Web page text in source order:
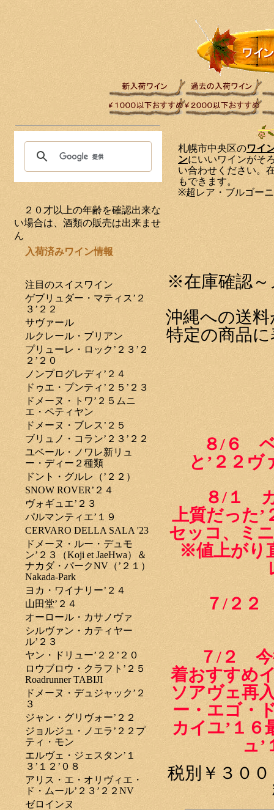
２０才以上の年齢を確認出来な
い場合は、酒類の販売は出来ませ
ん
入荷済みワイン情報
注目のスイスワイン
ゲブリュダー・マティス’２
３’２２
サヴァール
ルクレール・ブリアン
プリューレ・ロック’２３’２
２’２０
ノンプログレディ’２４
ドゥエ・プンティ’２５’２３
ドメーヌ・トワ’２５ムニ
エ・ペティヤン
ドメーヌ・ブレス’２５
ブリュノ・コラン’２３’２２
ユベール・ノワレ新リュ
ー・ディー２種類
ドント・グルレ（’２２）
SNOW ROVER’２４
ヴォギュエ’２３
パルマンティエ’１９
CERVARO DELLA SALA '23
ドメーヌ・ルー・デュモ
ン’２３（Koji et JaeHwa）＆
ナカダ・パークNV（’２１）
Nakada-Park
ヨカ・ワイナリー’２４
山田堂’２４
オーロール・カサノヴァ
シルヴァン・カティヤー
ル’２３
ヤン・ドリュー’２２’２０
ロウブロウ・クラフト’２５
Roadrunner TABIJI
ドメーヌ・デュジャック’２
３
ジャン・グリヴォー’２２
ジョルジュ・ノエラ’２２プ
ティ・モン
エルヴェ・ジェスタン’１
３’１２’０８
アリス・エ・オリヴィエ・
ド・ムール’２３’２２NV
ゼロインヌ
札幌市中央区のワイ
ンにいいワインがそ
い合わせください。
もできます。
※超レア・ブルゴー
※在庫確認～
沖縄への送
特定の商品
８/６ ベッ
と’２２
８/１ カデ
上質だった’
セッコ、ミ
※値上がり
７/２２
７/２ 今後
着おすすめ
ソアヴェ再
ー・エゴ・
カイユ’１
ュ
税別￥３０